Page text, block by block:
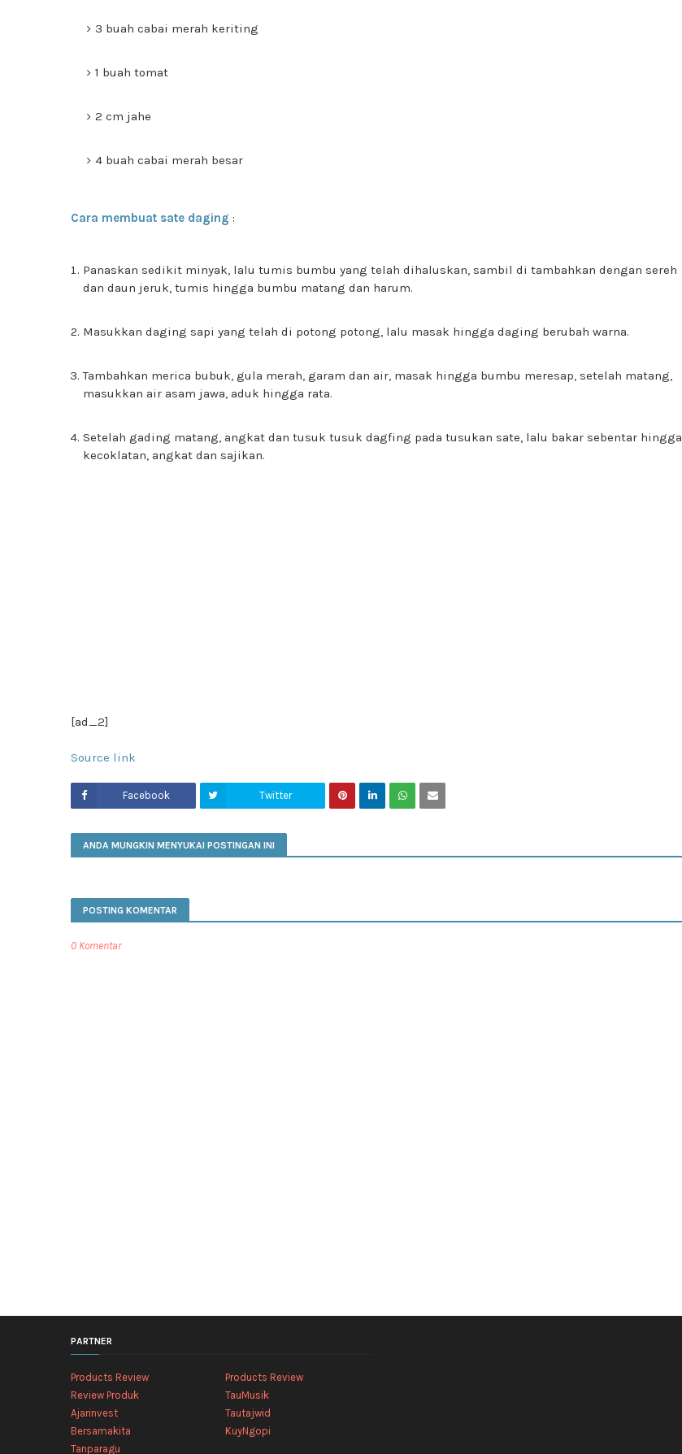
3 buah cabai merah keriting
1 buah tomat
2 cm jahe
4 buah cabai merah besar
Cara membuat sate daging :
Panaskan sedikit minyak, lalu tumis bumbu yang telah dihaluskan, sambil di tambahkan dengan sereh
dan daun jeruk, tumis hingga bumbu matang dan harum.
Masukkan daging sapi yang telah di potong potong, lalu masak hingga daging berubah warna.
Tambahkan merica bubuk, gula merah, garam dan air, masak hingga bumbu meresap, setelah matang,
masukkan air asam jawa, aduk hingga rata.
Setelah gading matang, angkat dan tusuk tusuk dagfing pada tusukan sate, lalu bakar sebentar hingga
kecoklatan, angkat dan sajikan.
[ad_2]
Source link
Facebook Twitter
ANDA MUNGKIN MENYUKAI POSTINGAN INI
POSTING KOMENTAR
0 Komentar
PARTNER
Products Review
Products Review
Review Produk
TauMusik
Ajarinvest
Tautajwid
Bersamakita
KuyNgopi
Tanparagu